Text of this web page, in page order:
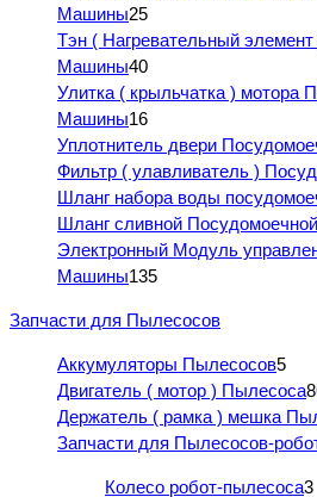
Машины25
Тэн ( Нагревательный
Машины40
Улитка ( крыльчатка ) мотора
Машины16
Уплотнитель двери
Фильтр ( улавливатель )
Шланг набора воды
Шланг сливной
Электронный Модуль
Машины135
Запчасти для Пылесосов
Аккумуляторы Пылесосов5
Двигатель ( мотор ) Пылесоса
Держатель ( рамка ) мешка
Запчасти для Пылесосов-
Колесо робот-пылесоса3